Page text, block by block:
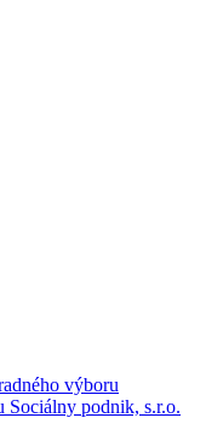
výboru
Sociálny podnik, s.r.o.